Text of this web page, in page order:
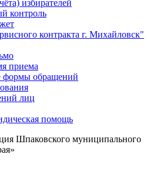
избирателей
контроль
контракта г. Михайловск"
приема
формы обращений
лиц
помощь
Шпаковского муниципального